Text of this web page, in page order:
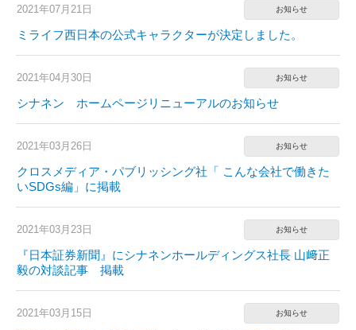
2021年07月21日 お知らせ
ミライフ西日本の公式キャラクターが決定しました。
2021年04月30日 お知らせ
シナネン ホームページリニューアルのお知らせ
2021年03月26日 お知らせ
クロスメディア・パブリッシング社「 こんな会社で働きた
いSDGs編」に掲載
2021年03月23日 お知らせ
『日本証券新聞』にシナネンホールディングス社長 山﨑正
毅の対談記事 掲載
2021年03月15日 お知らせ